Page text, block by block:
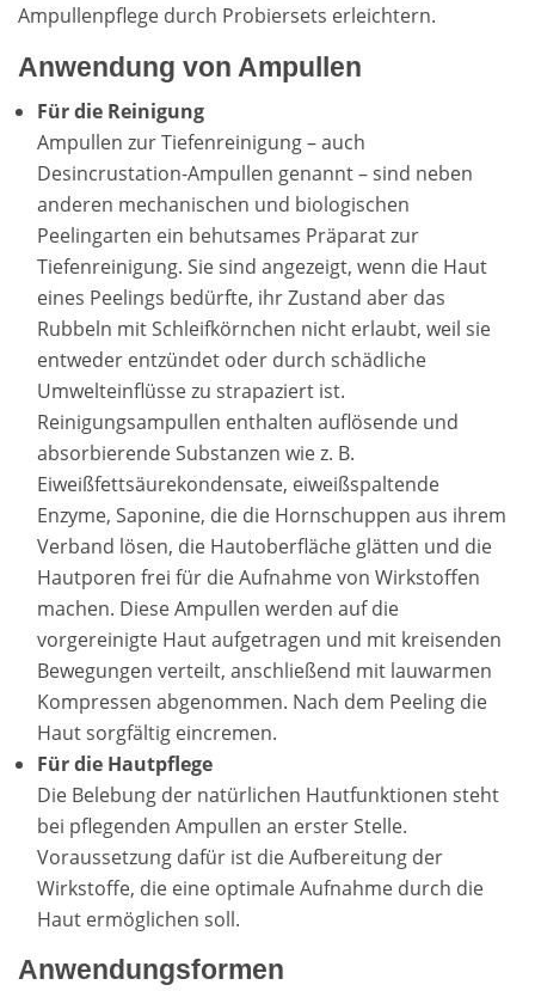
Ampullenpflege durch Probiersets erleichtern.
Anwendung von Ampullen
Für die Reinigung
Ampullen zur Tiefenreinigung – auch
Desincrustation-Ampullen genannt – sind neben
anderen mechanischen und biologischen
Peelingarten ein behutsames Präparat zur
Tiefenreinigung. Sie sind angezeigt, wenn die Haut
eines Peelings bedürfte, ihr Zustand aber das
Rubbeln mit Schleifkörnchen nicht erlaubt, weil sie
entweder entzündet oder durch schädliche
Umwelteinflüsse zu strapaziert ist.
Reinigungsampullen enthalten auflösende und
absorbierende Substanzen wie z. B.
Eiweißfettsäurekondensate, eiweißspaltende
Enzyme, Saponine, die die Hornschuppen aus ihrem
Verband lösen, die Hautoberfläche glätten und die
Hautporen frei für die Aufnahme von Wirkstoffen
machen. Diese Ampullen werden auf die
vorgereinigte Haut aufgetragen und mit kreisenden
Bewegungen verteilt, anschließend mit lauwarmen
Kompressen abgenommen. Nach dem Peeling die
Haut sorgfältig eincremen.
Für die Hautpflege
Die Belebung der natürlichen Hautfunktionen steht
bei pflegenden Ampullen an erster Stelle.
Voraussetzung dafür ist die Aufbereitung der
Wirkstoffe, die eine optimale Aufnahme durch die
Haut ermöglichen soll.
Anwendungsformen